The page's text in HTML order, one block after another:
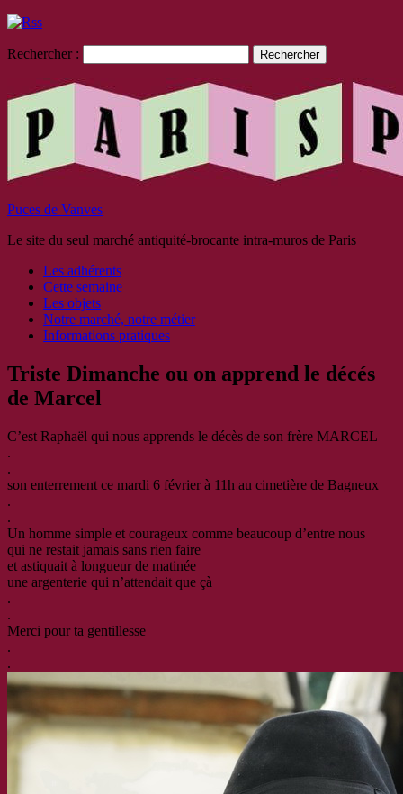
Rechercher :
Puces de Vanves
Le site du seul marché antiquité-brocante intra-muros de Paris
Les adhérents
Cette semaine
Les objets
Notre marché, notre métier
Informations pratiques
Triste Dimanche ou on apprend le décés
de Marcel
C’est Raphaël qui nous apprends le décès de son frère MARCEL
.
.
son enterrement ce mardi 6 février à 11h au cimetière de Bagneux
.
.
Un homme simple et courageux comme beaucoup d’entre nous
qui ne restait jamais sans rien faire
et astiquait à longueur de matinée
une argenterie qui n’attendait que çà
.
.
Merci pour ta gentillesse
.
.